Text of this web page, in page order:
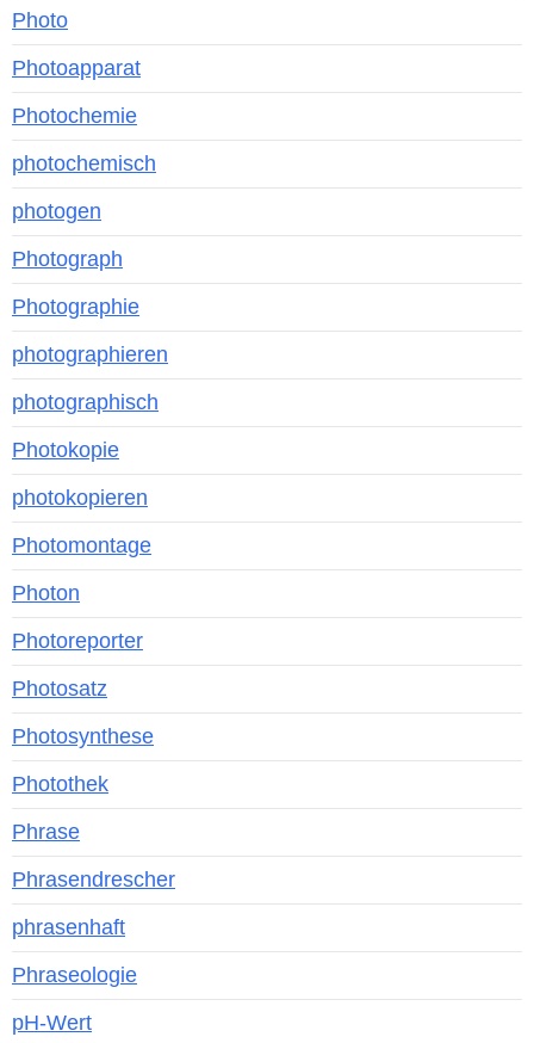
Photo
Photoapparat
Photochemie
photochemisch
photogen
Photograph
Photographie
photographieren
photographisch
Photokopie
photokopieren
Photomontage
Photon
Photoreporter
Photosatz
Photosynthese
Photothek
Phrase
Phrasendrescher
phrasenhaft
Phraseologie
pH-Wert